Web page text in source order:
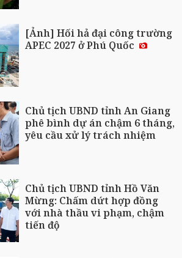
[Ảnh] Hối hả đại công trường
APEC 2027 ở Phú Quốc
Chủ tịch UBND tỉnh An Giang
phê bình dự án chậm 6 tháng,
yêu cầu xử lý trách nhiệm
Chủ tịch UBND tỉnh Hồ Văn
Mừng: Chấm dứt hợp đồng
với nhà thầu vi phạm, chậm
tiến độ